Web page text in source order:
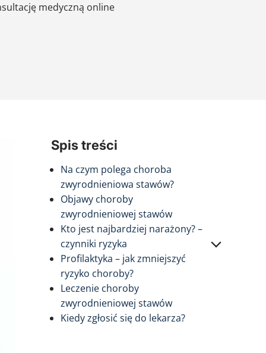
medyczną online
Spis treści
Na czym polega choroba
zwyrodnieniowa stawów?
Objawy choroby
zwyrodnieniowej stawów
Kto jest najbardziej narażony? –
czynniki ryzyka
Profilaktyka – jak zmniejszyć
ryzyko choroby?
Leczenie choroby
zwyrodnieniowej stawów
Kiedy zgłosić się do lekarza?